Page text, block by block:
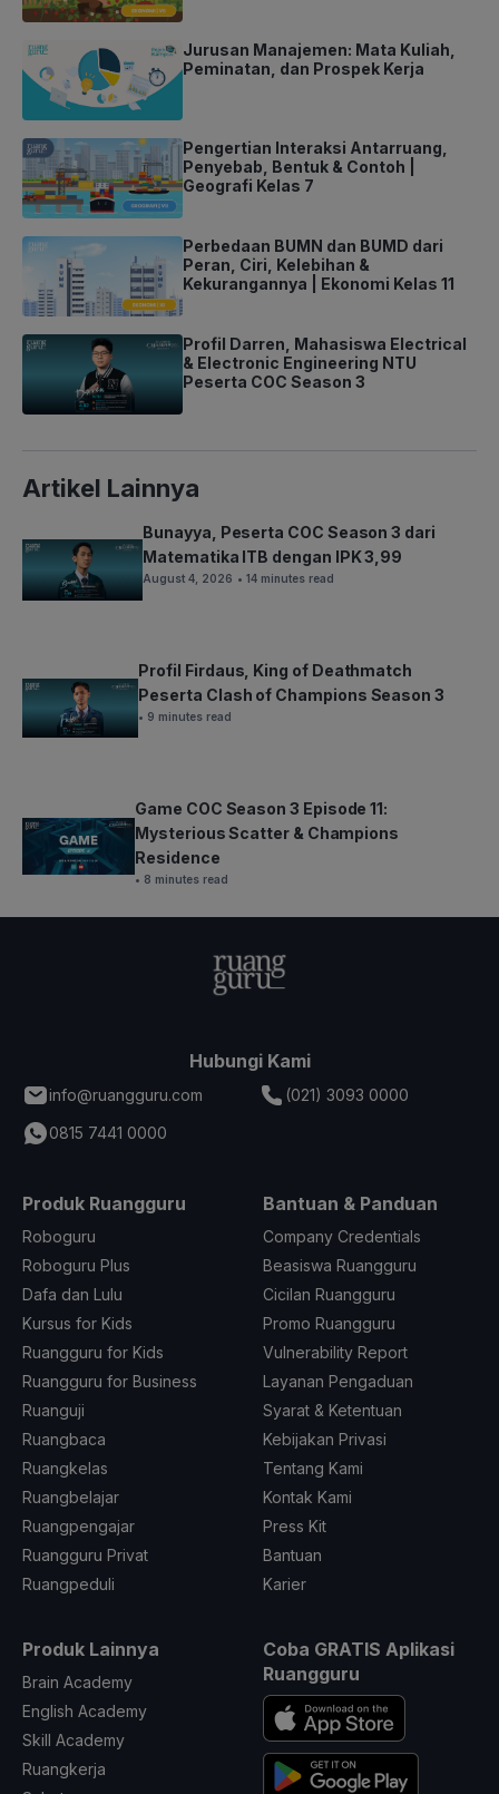
Jurusan Manajemen: Mata Kuliah,
Peminatan, dan Prospek Kerja
Pengertian Interaksi Antarruang,
Penyebab, Bentuk & Contoh |
Geografi Kelas 7
Perbedaan BUMN dan BUMD dari
Peran, Ciri, Kelebihan &
Kekurangannya | Ekonomi Kelas 11
Profil Darren, Mahasiswa Electrical
& Electronic Engineering NTU
Peserta COC Season 3
Artikel Lainnya
Bunayya, Peserta COC Season 3 dari
Matematika ITB dengan IPK 3,99
August 4, 2026 • 14 minutes read
Profil Firdaus, King of Deathmatch
Peserta Clash of Champions Season 3
• 9 minutes read
Game COC Season 3 Episode 11:
Mysterious Scatter & Champions
Residence
• 8 minutes read
Hubungi Kami
info@ruangguru.com
(021) 3093 0000
0815 7441 0000
Produk Ruangguru
Roboguru
Roboguru Plus
Dafa dan Lulu
Kursus for Kids
Ruangguru for Kids
Ruangguru for Business
Ruanguji
Ruangbaca
Ruangkelas
Ruangbelajar
Ruangpengajar
Ruangguru Privat
Ruangpeduli
Bantuan & Panduan
Company Credentials
Beasiswa Ruangguru
Cicilan Ruangguru
Promo Ruangguru
Vulnerability Report
Layanan Pengaduan
Syarat & Ketentuan
Kebijakan Privasi
Tentang Kami
Kontak Kami
Press Kit
Bantuan
Karier
Produk Lainnya
Brain Academy
English Academy
Skill Academy
Ruangkerja
Coba GRATIS Aplikasi
Ruangguru